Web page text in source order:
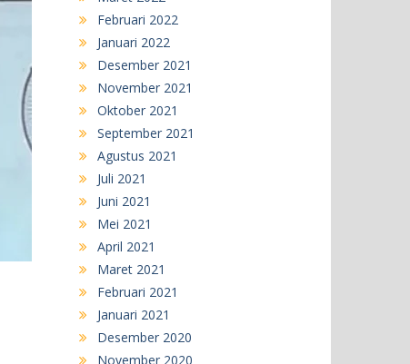
Februari 2022
Januari 2022
Desember 2021
November 2021
Oktober 2021
September 2021
Agustus 2021
Juli 2021
Juni 2021
Mei 2021
April 2021
Maret 2021
Februari 2021
Januari 2021
Desember 2020
November 2020